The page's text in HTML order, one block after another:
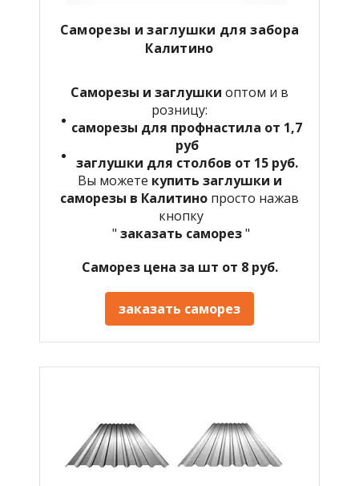
Саморезы и заглушки для забора
Калитино
Саморезы и заглушки оптом и в
розницу:
саморезы для профнастила от 1,7
руб
заглушки для столбов от 15 руб.
Вы можете купить заглушки и
саморезы в Калитино просто нажав
кнопку
" заказать саморез"
Саморез цена за шт от 8 руб.
заказать саморез